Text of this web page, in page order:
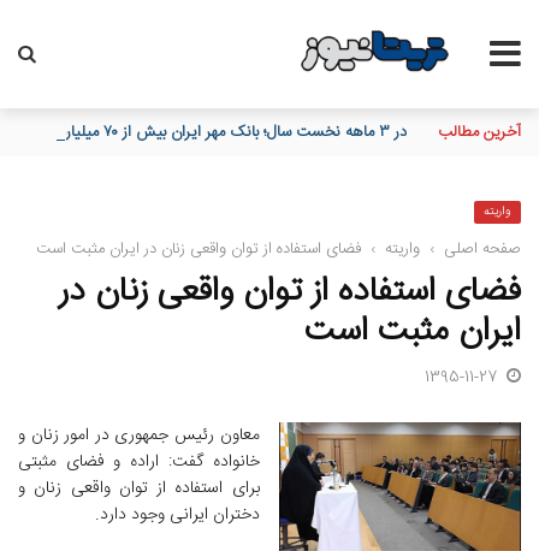
آخرین مطالب در ۳ ماهه نخست سال؛ بانک مهر ایران بیش از ۷۰ میلیارد تومان به برنامه‌های مسئولیت اجتماعی اختصاص داد
واریته
صفحه اصلی › واریته › فضای استفاده از توان واقعی زنان در ایران مثبت است
فضای استفاده از توان واقعی زنان در
ایران مثبت است
1395-11-27
معاون رئیس جمهوری در امور زنان و
خانواده گفت: اراده و فضای مثبتی
برای استفاده از توان واقعی زنان و
دختران ایرانی وجود دارد.